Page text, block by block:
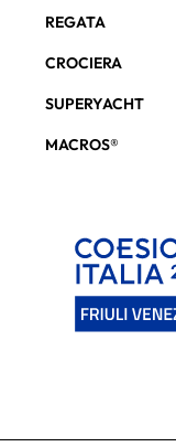
REGATA
CROCIERA
SUPERYACHT
MACROS®